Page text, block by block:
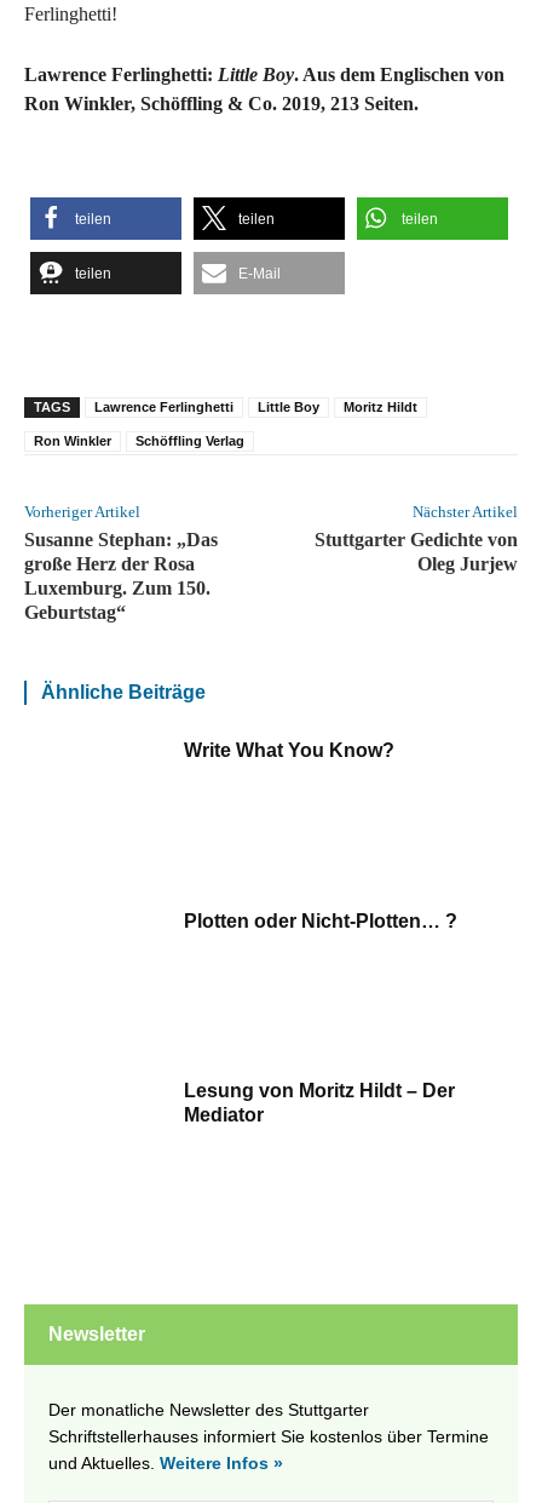
Ferlinghetti!
Lawrence Ferlinghetti: Little Boy. Aus dem Englischen von
Ron Winkler, Schöffling & Co. 2019, 213 Seiten.
teilen teilen teilen
teilen E-Mail
TAGS Lawrence Ferlinghetti Little Boy Moritz Hildt
Ron Winkler Schöffling Verlag
Vorheriger Artikel
Susanne Stephan: „Das
große Herz der Rosa
Luxemburg. Zum 150.
Geburtstag“
Nächster Artikel
Stuttgarter Gedichte von
Oleg Jurjew
Ähnliche Beiträge
Write What You Know?
Plotten oder Nicht-Plotten… ?
Lesung von Moritz Hildt – Der
Mediator
Newsletter
Der monatliche Newsletter des Stuttgarter
Schriftstellerhauses informiert Sie kostenlos über Termine
und Aktuelles. Weitere Infos »